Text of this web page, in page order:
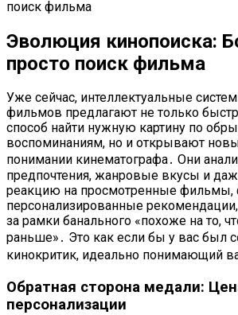
Эволюция кинопоиска:
просто поиск фильма
Уже сейчас, интеллектуальные
фильмов предлагают не только
способ найти нужную картину по
воспоминаниям, но и открывают
понимании кинематографа․ Они
предпочтения, жанровые вкусы и
реакцию на просмотренные фильмы,
персонализированные
за рамки банального «похоже на то,
раньше»․ Это как если бы у вас был
кинокритик, идеально понимающий
Обратная сторона медали:
персонализации